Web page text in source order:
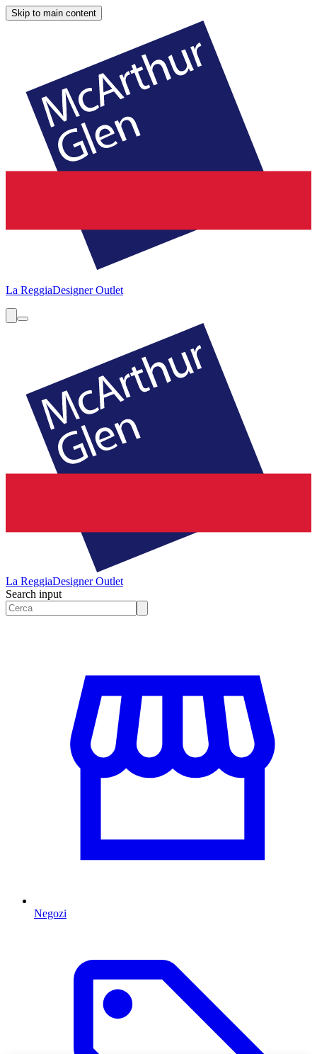
Skip to main content
La ReggiaDesigner Outlet
La ReggiaDesigner Outlet
Search input
Negozi